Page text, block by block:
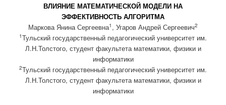
ВЛИЯНИЕ МАТЕМАТИЧЕСКОЙ МОДЕЛИ НА
ЭФФЕКТИВНОСТЬ АЛГОРИТМА
Маркова Янина Сергеевна1 , Угаров Андрей Сергеевич2
1Тульский государственный педагогический университет им.
Л.Н.Толстого, студент факультета математики, физики и
информатики
2Тульский государственный педагогический университет им.
Л.Н.Толстого, студент факультета математики, физики и
информатики